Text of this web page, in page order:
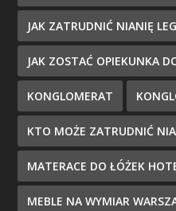
JAK ZATRUDNIĆ NIANIĘ
JAK ZOSTAĆ OPIEKUNKA
KONGLOMERAT
KTO MOŻE ZATRUDNIĆ
MATERACE DO ŁÓŻEK
MEBLE NA WYMIAR